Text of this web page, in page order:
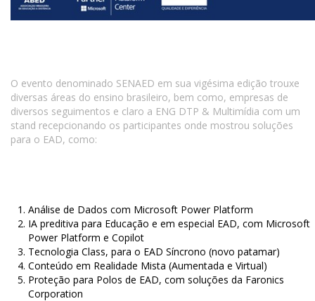
O evento denominado SENAED em sua vigésima edição trouxe
diversas áreas do ensino brasileiro, bem como, empresas de
diversos seguimentos e claro a ENG DTP & Multimídia com um
stand recepcionando os participantes onde mostrou soluções
para o EAD, como:
Análise de Dados com Microsoft Power Platform
IA preditiva para Educação e em especial EAD, com Microsoft
Power Platform e Copilot
Tecnologia Class, para o EAD Síncrono (novo patamar)
Conteúdo em Realidade Mista (Aumentada e Virtual)
Proteção para Polos de EAD, com soluções da Faronics
Corporation